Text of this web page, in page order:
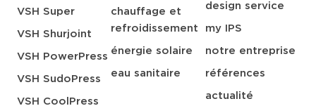
VSH Super
VSH Shurjoint
VSH PowerPress
VSH SudoPress
VSH CoolPress
chauffage et
refroidissement
énergie solaire
eau sanitaire
design service
my IPS
notre entreprise
références
actualité